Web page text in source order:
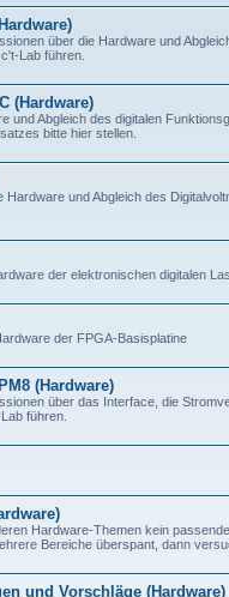
über die Hardware und
Lab führen.
(Hardware)
und Abgleich des digitalen
bitte hier stellen.
Hardware und Abgleich des
der elektronischen digitalen
der FPGA-Basisplatine
(Hardware)
über das Interface, die
führen.
Hardware-Themen kein
Bereiche überspant, dann
und Vorschläge (Hardware)